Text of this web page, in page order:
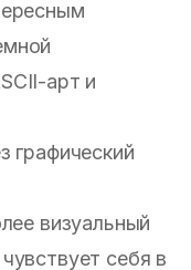
арт и
графический
визуальный
себя в